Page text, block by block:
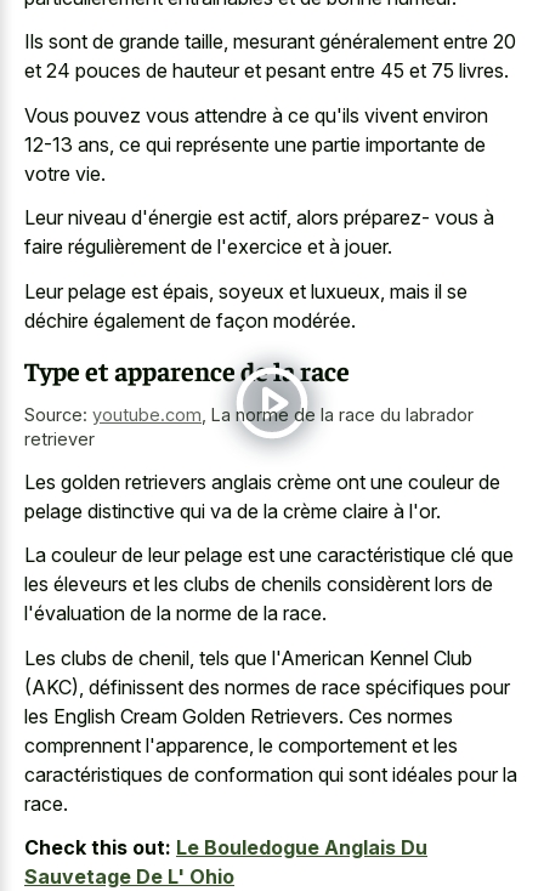
Ils sont de grande taille, mesurant généralement entre 20
et 24 pouces de hauteur et pesant entre 45 et 75 livres.
Vous pouvez vous attendre à ce qu'ils vivent environ
12-13 ans, ce qui représente une partie importante de
votre vie.
Leur niveau d'énergie est actif, alors préparez- vous à
faire régulièrement de l'exercice et à jouer.
Leur pelage est épais, soyeux et luxueux, mais il se
déchire également de façon modérée.
Type et apparence de la race
Source: youtube.com, La norme de la race du labrador
retriever
Les golden retrievers anglais crème ont une couleur de
pelage distinctive qui va de la crème claire à l'or.
La couleur de leur pelage est une caractéristique clé que
les éleveurs et les clubs de chenils considèrent lors de
l'évaluation de la norme de la race.
Les clubs de chenil, tels que l'American Kennel Club
(AKC), définissent des normes de race spécifiques pour
les English Cream Golden Retrievers. Ces normes
comprennent l'apparence, le comportement et les
caractéristiques de conformation qui sont idéales pour la
race.
Check this out: Le Bouledogue Anglais Du
Sauvetage De L' Ohio